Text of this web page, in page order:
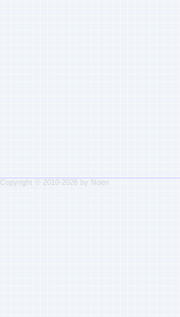
Copyright © 2010-2026 by Noen